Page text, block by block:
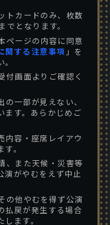
トカードのみ、枚数
となります。
ページの内容に同意
関する注意事項 」を
画面よりご確認く
一部が見えない、
ます。あらかじめご
内容・座席レイアウ
。
、また天候・災害等
演がやむをえず中止
の他やむを得ず公演
払戻が発生する場合
ます。